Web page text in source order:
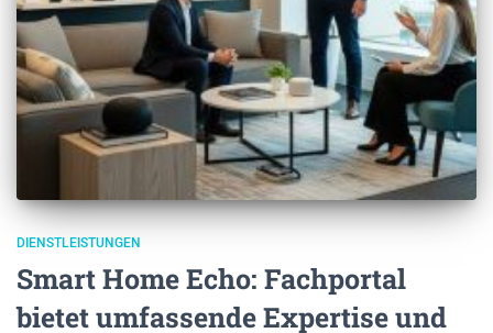
DIENSTLEISTUNGEN
Smart Home Echo: Fachportal
bietet umfassende Expertise und